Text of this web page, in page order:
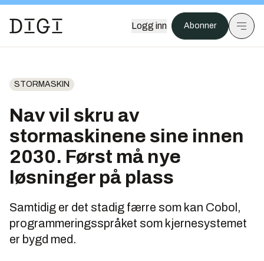
Logg inn Abonner
STORMASKIN
Nav vil skru av
stormaskinene sine innen
2030. Først må nye
løsninger på plass
Samtidig er det stadig færre som kan Cobol,
programmeringsspråket som kjernesystemet
er bygd med.